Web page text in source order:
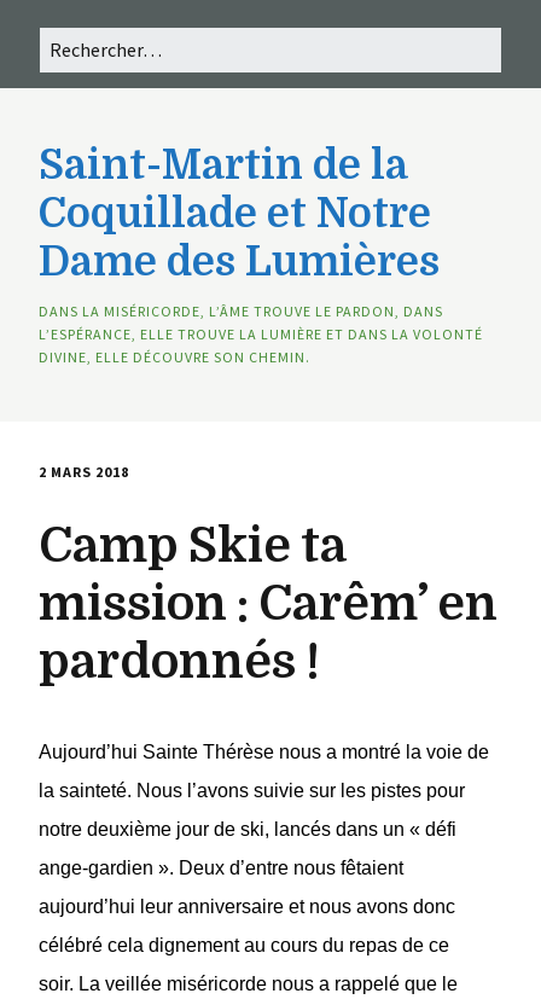
Saint-Martin de la
Coquillade et Notre
Dame des Lumières
DANS LA MISÉRICORDE, L’ÂME TROUVE LE PARDON, DANS
L’ESPÉRANCE, ELLE TROUVE LA LUMIÈRE ET DANS LA VOLONTÉ
DIVINE, ELLE DÉCOUVRE SON CHEMIN.
2 MARS 2018
Camp Skie ta
mission : Carêm’ en
pardonnés !
Aujourd’hui Sainte Thérèse nous a montré la voie de
la sainteté. Nous l’avons suivie sur les pistes pour
notre deuxième jour de ski, lancés dans un « défi
ange-gardien ». Deux d’entre nous fêtaient
aujourd’hui leur anniversaire et nous avons donc
célébré cela dignement au cours du repas de ce
soir. La veillée miséricorde nous a rappelé que le